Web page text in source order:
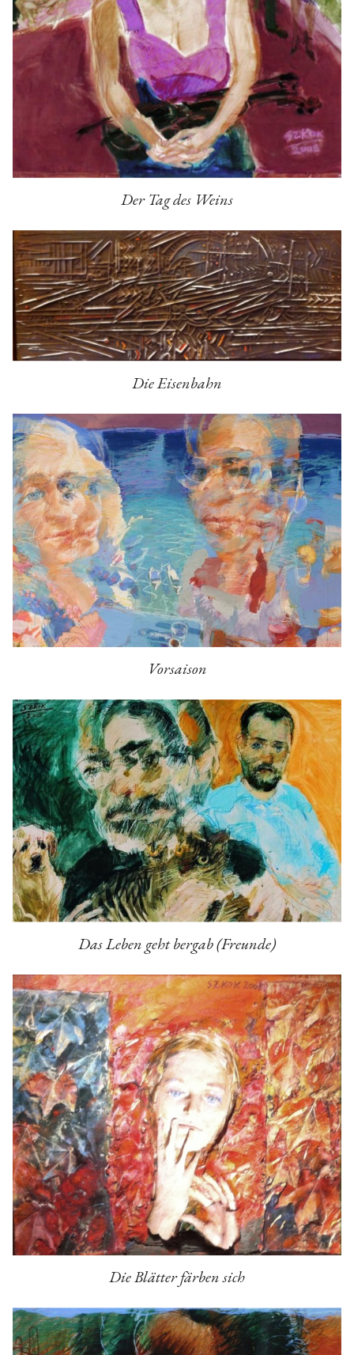
Der Tag des Weins
Die Eisenbahn
Vorsaison
Das Leben geht bergab (Freunde)
Die Blätter färben sich